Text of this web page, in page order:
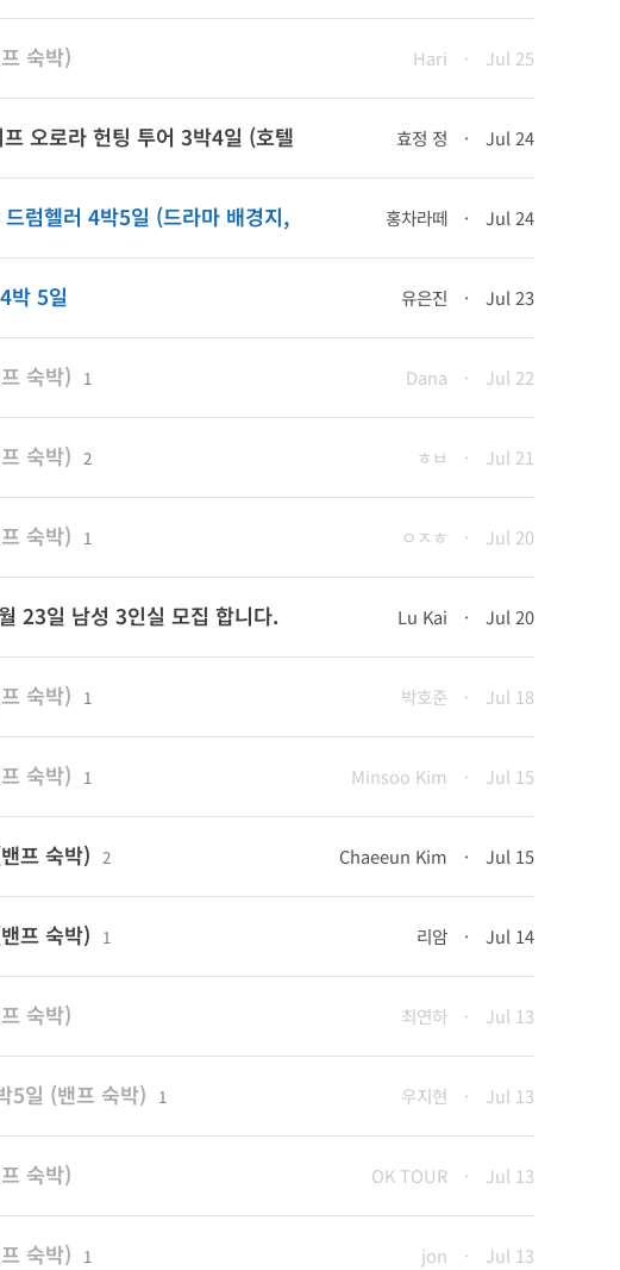
숙박) Hari · Jul 25
오로라 헌팅 투어 3박4일 (호텔
효정 정 · Jul 24
럼헬러 4박5일 (드라마 배경지,
홍차라떼 · Jul 24
박 5일 유은진 · Jul 23
숙박) 1 Dana · Jul 22
숙박) 2 ㅎㅂ · Jul 21
숙박) 1 ㅇㅈㅎ · Jul 20
23일 남성 3인실 모집 합니다. Lu Kai · Jul 20
숙박) 1 박호준 · Jul 18
숙박) 1 Minsoo Kim · Jul 15
프 숙박) 2 Chaeeun Kim · Jul 15
프 숙박) 1 리암 · Jul 14
숙박) 최연하 · Jul 13
5일 (밴프 숙박) 1 우지현 · Jul 13
숙박) OK TOUR · Jul 13
숙박) 1 jon · Jul 13